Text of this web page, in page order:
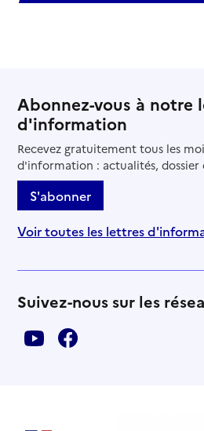
Abonnez-vous à notre
d'information
Recevez gratuitement tous les
d'information : actualités, dossier
S'abonner
Voir toutes les lettres
Suivez-nous sur les